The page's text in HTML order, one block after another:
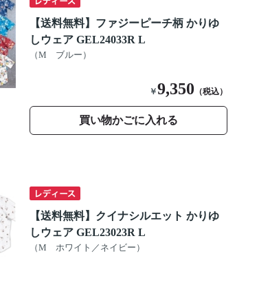
【送料無料】ファジーピーチ柄 かりゆ
しウェア GEL24033R L
（M ブルー）
￥9,350 （税込）
買い物かごに入れる
【送料無料】クイナシルエット かりゆ
しウェア GEL23023R L
（M ホワイト／ネイビー）